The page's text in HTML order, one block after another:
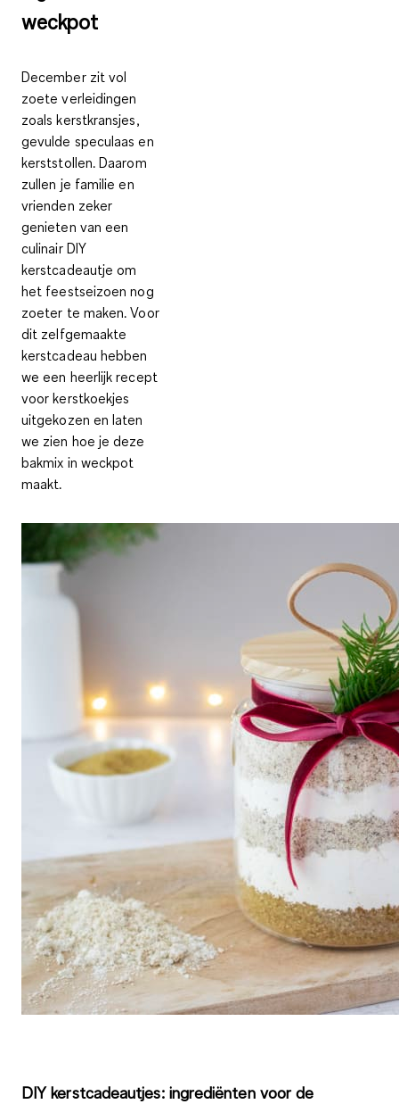
weckpot
December zit vol
zoete verleidingen
zoals kerstkransjes,
gevulde speculaas en
kerststollen. Daarom
zullen je familie en
vrienden zeker
genieten van een
culinair DIY
kerstcadeautje om
het feestseizoen nog
zoeter te maken. Voor
dit zelfgemaakte
kerstcadeau hebben
we een heerlijk recept
voor kerstkoekjes
uitgekozen en laten
we zien hoe je deze
bakmix in weckpot
maakt.
DIY kerstcadeautjes: ingrediënten voor de